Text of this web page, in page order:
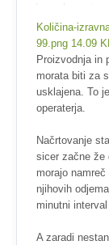
Količina-
99.png 14.09
Proizvodnja in
morata biti za
usklajena. To
operaterja.
Načrtovanje
sicer začne že
morajo
njihovih
minutni
A zaradi